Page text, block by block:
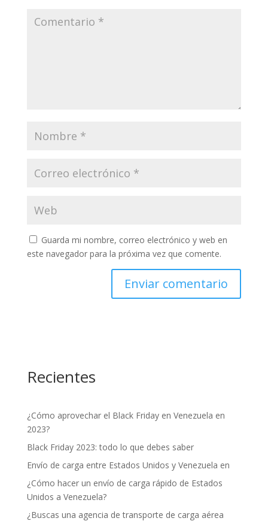
Guarda mi nombre, correo electrónico y web en
este navegador para la próxima vez que comente.
Recientes
¿Cómo aprovechar el Black Friday en Venezuela en
2023?
Black Friday 2023: todo lo que debes saber
Envío de carga entre Estados Unidos y Venezuela en
¿Cómo hacer un envío de carga rápido de Estados
Unidos a Venezuela?
¿Buscas una agencia de transporte de carga aérea